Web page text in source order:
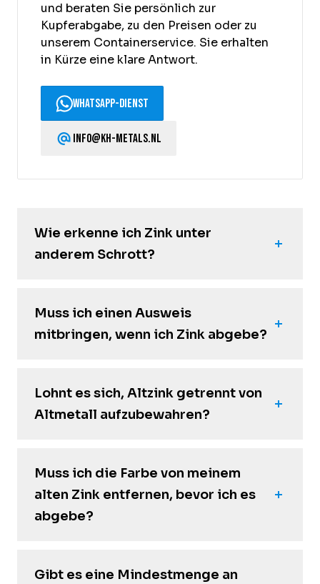
und beraten Sie persönlich zur
Kupferabgabe, zu den Preisen oder zu
unserem Containerservice. Sie erhalten
in Kürze eine klare Antwort.
WhatsApp-Dienst
info@kh-metals.nl
Wie erkenne ich Zink unter
anderem Schrott?
Muss ich einen Ausweis
mitbringen, wenn ich Zink abgebe?
Lohnt es sich, Altzink getrennt von
Altmetall aufzubewahren?
Muss ich die Farbe von meinem
alten Zink entfernen, bevor ich es
abgebe?
Gibt es eine Mindestmenge an